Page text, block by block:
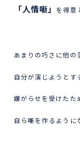
「人情噺」 を得意
あまりの巧さに他の
自分が演じようとす
嫌がらせを受けたた
自ら噺を作るように